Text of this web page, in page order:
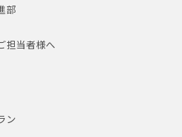
部
担当者様へ
ン